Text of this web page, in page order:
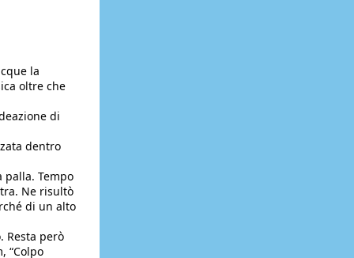
la
oltre che
di
dentro
palla. Tempo
Ne risultò
di un alto
Resta però
“Colpo